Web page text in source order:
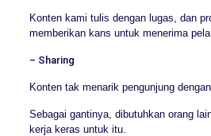
Konten kami tulis dengan lugas, dan
memberikan kans untuk menerima
– Sharing
Konten tak menarik pengunjung
Sebagai gantinya, dibutuhkan orang
kerja keras untuk itu.